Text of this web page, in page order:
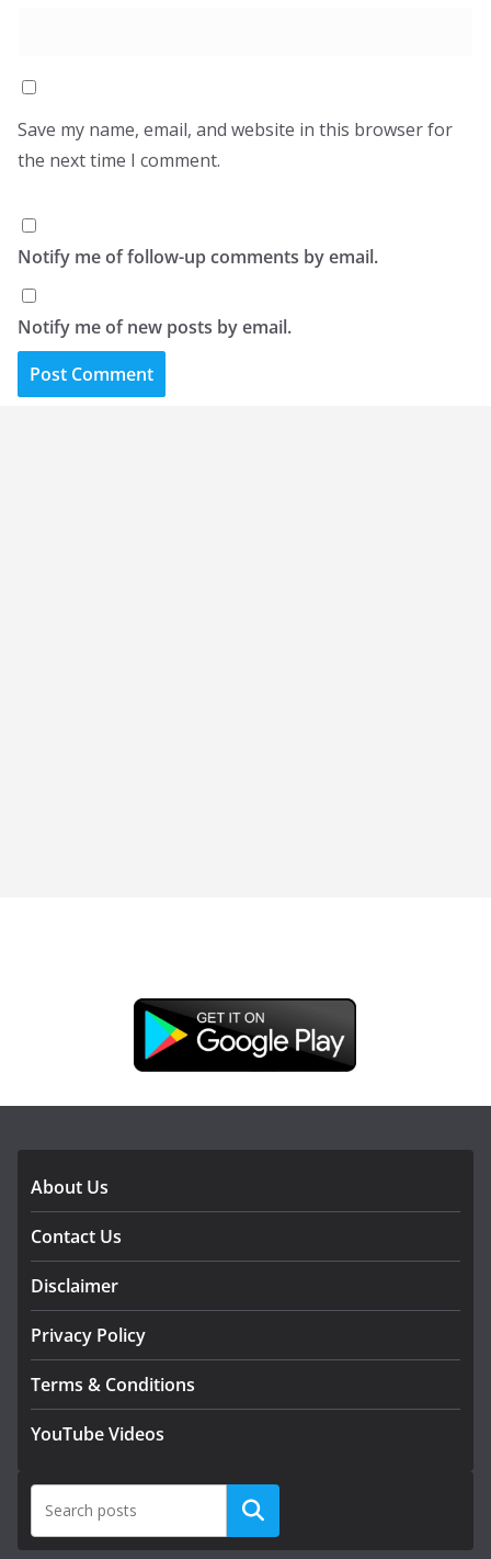
Save my name, email, and website in this browser for
the next time I comment.
Notify me of follow-up comments by email.
Notify me of new posts by email.
About Us
Contact Us
Disclaimer
Privacy Policy
Terms & Conditions
YouTube Videos
Search